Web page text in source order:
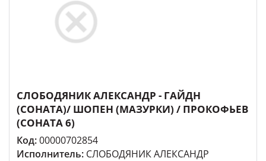
СЛОБОДЯНИК АЛЕКСАНДР - ГАЙДН
(СОНАТА)/ ШОПЕН (МАЗУРКИ) / ПРОКОФЬЕВ
(СОНАТА 6)
Код:00000702854
Исполнитель: СЛОБОДЯНИК АЛЕКСАНДР